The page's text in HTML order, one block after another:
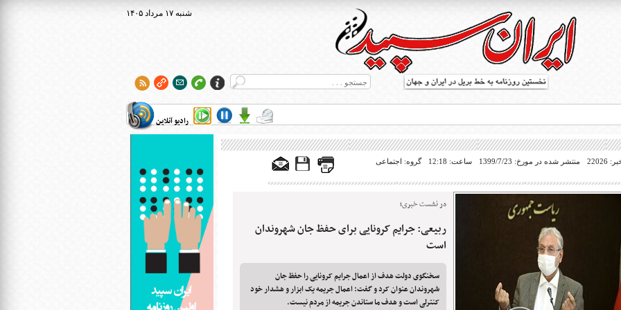
۱۴۰۵ شنبه ۱۷ مرداد
رادیو آنلاین
بریل در جهان
منتشر شده در مورخ: 1399/7/23 ساعت: 12:18 گروه: اجتماعی
در نشست خبری؛
ربیعی: جرایم کرونایی برای حفظ جان شهروندان
است
سخنگوی دولت هدف از اعمال جرایم کرونایی را حفظ جان
شهروندان عنوان کرد و گفت: اعمال جریمه یک ابزار و هشدار خود
کنترلی است و هدف ما ستاندن جریمه از مردم نیست.